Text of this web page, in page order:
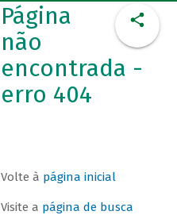
Página
não
encontrada -
erro 404
Volte à página inicial
Visite a página de busca